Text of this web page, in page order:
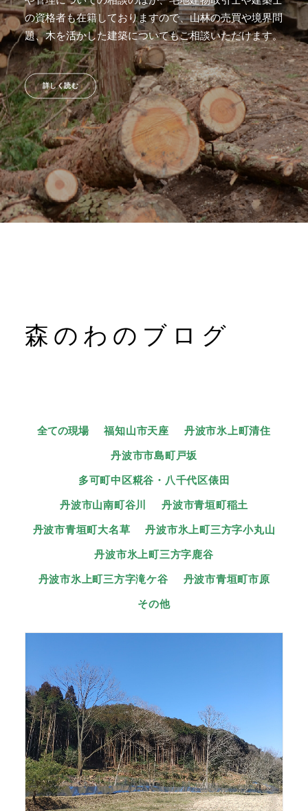
の資格者も在籍しておりますので、山林の売買や境界問
題、木を活かした建築についてもご相談いただけます。
詳しく読む
森のわのブログ
全ての現場 福知山市天座
丹波市氷上町清住
丹波市市島町戸坂
多可町中区糀谷・八千代区俵田
丹波市山南町谷川
丹波市青垣町稲土
丹波市青垣町大名草
丹波市氷上町三方字小丸山
丹波市氷上町三方字鹿谷
丹波市氷上町三方字滝ケ谷
丹波市青垣町市原
その他